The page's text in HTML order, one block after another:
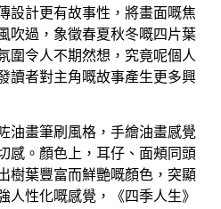
設計更有故事性，將畫面嘅焦
吹過，象徵春夏秋冬嘅四片葉
圍令人不期然想，究竟呢個人
讀者對主角嘅故事產生更多興
油畫筆刷風格，手繪油畫感覺
感。顏色上，耳仔、面頰同頭
樹葉豐富而鮮艷嘅顏色，突顯
人性化嘅感覺，《四季人生》